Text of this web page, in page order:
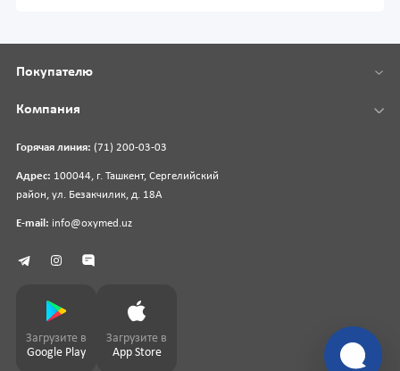
Горячая линия: (71) 200-03-03
Адрес: 100044, г. Ташкент, Сергелийский
район, ул. Безакчилик, д. 18А
E-mail: info@oxymed.uz
Покупателю
Компания
Загрузите в
Google Play
Загрузите в
App Store